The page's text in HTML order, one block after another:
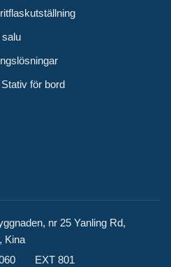
för bord
nr 25 Yanling Rd,
Kina
EXT 801